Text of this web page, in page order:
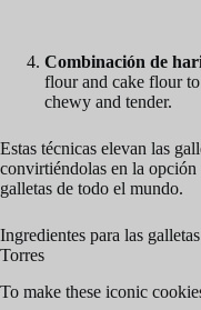
Combinación de
flour and cake flour to
chewy and tender.
Estas técnicas elevan las
convirtiéndolas en la opción
galletas de todo el mundo.
Ingredientes para las
Torres
To make these iconic